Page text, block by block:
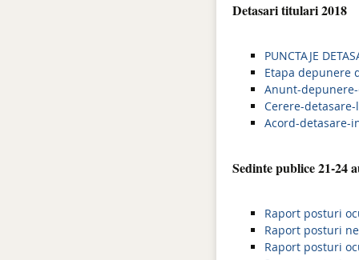
Detasari titulari 2018
PUNCTAJE
Etapa depunere
Anunt-
Cerere-
Acord-detasare-
Sedinte publice 21-24
Raport posturi
Raport posturi
Raport posturi